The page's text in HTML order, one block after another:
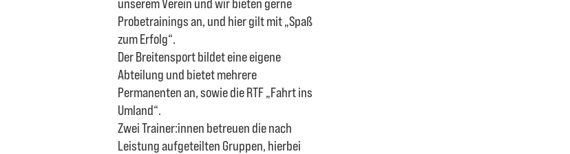
Probetrainings an, und hier gilt mit „Spaß
zum Erfolg“.
Der Breitensport bildet eine eigene
Abteilung und bietet mehrere
Permanenten an, sowie die RTF „Fahrt ins
Umland“.
Zwei Trainer:innen betreuen die nach
Leistung aufgeteilten Gruppen, hierbei